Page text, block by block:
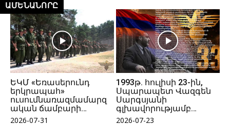
ԱՄԵՆԱՆՈՐԸ
ԵԿՄ «Եռասերունդ
երկրապահ»
ուսումնառազմամարզ
ական ճամբարի…
2026-07-31
1993թ. հուլիսի 23-ին,
Սպարապետ Վազգեն
Սարգսյանի
գլխավորությամբ…
2026-07-23